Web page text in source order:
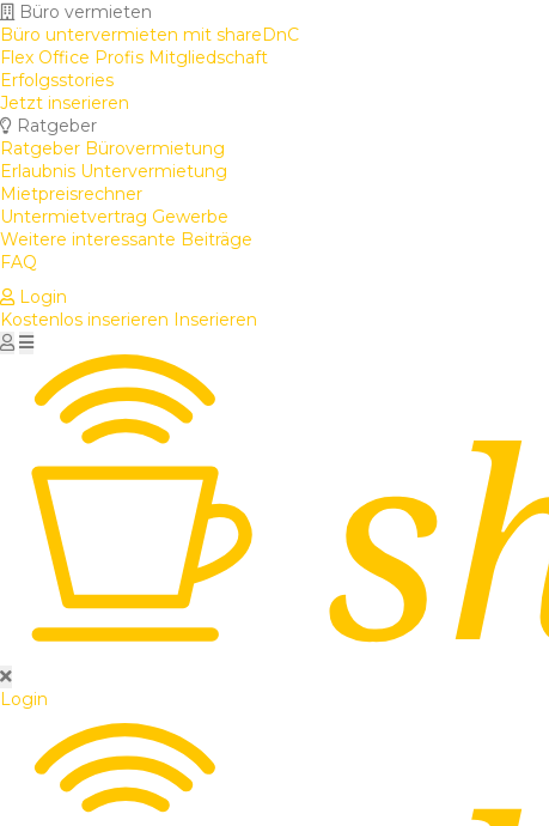
Büro vermieten
Büro untervermieten mit shareDnC
Flex Office Profis Mitgliedschaft
Erfolgsstories
Jetzt inserieren
Ratgeber
Ratgeber Bürovermietung
Erlaubnis Untervermietung
Mietpreisrechner
Untermietvertrag Gewerbe
Weitere interessante Beiträge
FAQ
Login
Kostenlos inserieren Inserieren
Login